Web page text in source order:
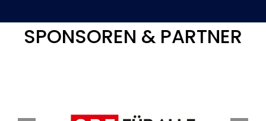
SPONSOREN & PARTNER